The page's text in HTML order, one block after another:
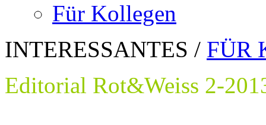
Für Kollegen
INTERESSANTES / FÜR
Editorial Rot&Weiss 2-